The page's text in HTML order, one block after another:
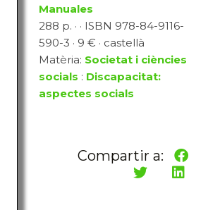
Manuales
288 p. · · ISBN 978-84-9116-
590-3 · 9 € · castellà
Matèria: Societat i ciències
socials : Discapacitat:
aspectes socials
Compartir a: